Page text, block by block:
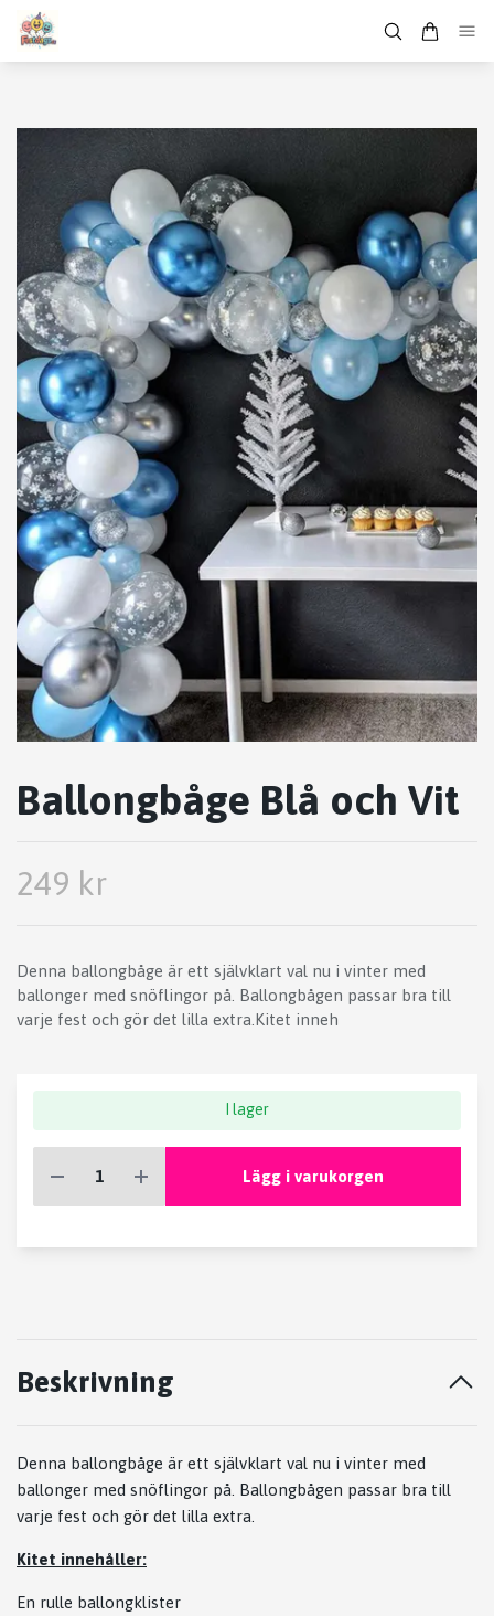
Ballongbåge Blå och Vit
249 kr
Denna ballongbåge är ett självklart val nu i vinter med
ballonger med snöflingor på. Ballongbågen passar bra till
varje fest och gör det lilla extra.Kitet inneh
I lager
Lägg i varukorgen
Beskrivning
Denna ballongbåge är ett självklart val nu i vinter med
ballonger med snöflingor på. Ballongbågen passar bra till
varje fest och gör det lilla extra.
Kitet innehåller:
En rulle ballongklister